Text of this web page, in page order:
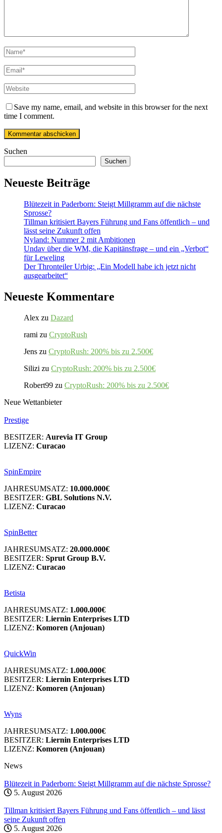
Save my name, email, and website in this browser for the next
time I comment.
Suchen
Suchen
Neueste Beiträge
Blütezeit in Paderborn: Steigt Millgramm auf die nächste
Sprosse?
Tillman kritisiert Bayers Führung und Fans öffentlich – und
lässt seine Zukunft offen
Nyland: Nummer 2 mit Ambitionen
Undav über die WM, die Kapitänsfrage – und ein „Verbot“
für Leweling
Der Thronteiler Urbig: „Ein Modell habe ich jetzt nicht
ausgearbeitet“
Neueste Kommentare
Alex zu Dazard
rami zu CryptoRush
Jens zu CryptoRush: 200% bis zu 2.500€
Silizi zu CryptoRush: 200% bis zu 2.500€
Robert99 zu CryptoRush: 200% bis zu 2.500€
Neue Wettanbieter
Prestige
BESITZER: Aurevia IT Group
LIZENZ: Curacao
SpinEmpire
JAHRESUMSATZ: 10.000.000€
BESITZER: GBL Solutions N.V.
LIZENZ: Curacao
SpinBetter
JAHRESUMSATZ: 20.000.000€
BESITZER: Sprut Group B.V.
LIZENZ: Curacao
Betista
JAHRESUMSATZ: 1.000.000€
BESITZER: Liernin Enterprises LTD
LIZENZ: Komoren (Anjouan)
QuickWin
JAHRESUMSATZ: 1.000.000€
BESITZER: Liernin Enterprises LTD
LIZENZ: Komoren (Anjouan)
Wyns
JAHRESUMSATZ: 1.000.000€
BESITZER: Liernin Enterprises LTD
LIZENZ: Komoren (Anjouan)
News
Blütezeit in Paderborn: Steigt Millgramm auf die nächste Sprosse?
5. August 2026
Tillman kritisiert Bayers Führung und Fans öffentlich – und lässt
seine Zukunft offen
5. August 2026